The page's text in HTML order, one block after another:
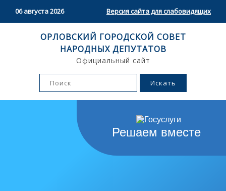
06 августа 2026 Версия сайта для слабовидящих
ОРЛОВСКИЙ ГОРОДСКОЙ СОВЕТ
НАРОДНЫХ ДЕПУТАТОВ
Официальный сайт
Решаем вместе